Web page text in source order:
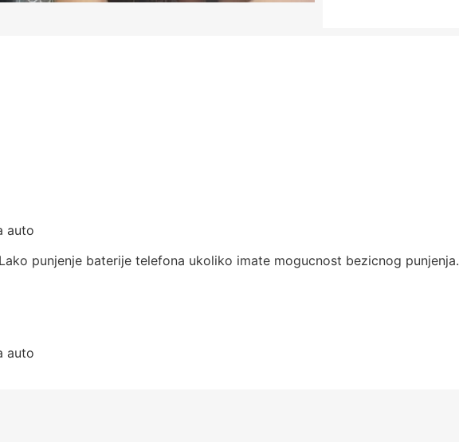
auto
punjenje baterije telefona ukoliko imate mogucnost bezicnog punjenja.
auto